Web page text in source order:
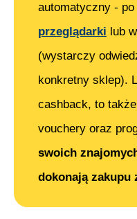
automatyczny - po
przeglądarki lub
(wystarczy
konkretny sklep).
cashback, to
vouchery oraz
swoich
dokonają zakupu